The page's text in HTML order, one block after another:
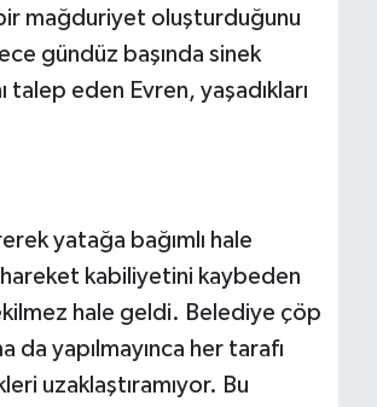
mağduriyet oluşturduğunu
gündüz başında sinek
eden Evren, yaşadıkları
yatağa bağımlı hale
kabiliyetini kaybeden
hale geldi. Belediye çöp
da yapılmayınca her tarafı
uzaklaştıramıyor. Bu